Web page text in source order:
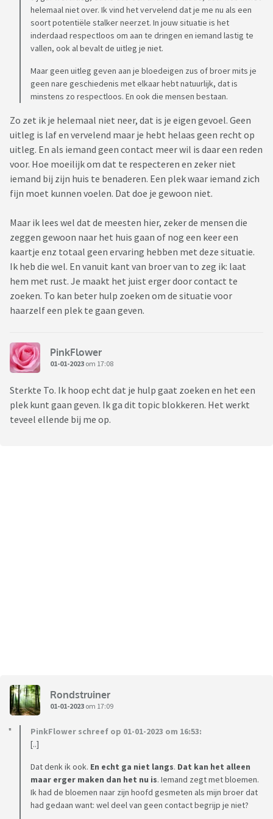
Ik heb gelezen over vervreemding binnen het gezin en de
rouw die daarbij komt kijken. Maar hoe rouw je om iemand die
gewoon nog bestaat? Die zo zichtbaar wordt verzwegen als
uiteraard gewoon zien. Hoe neem je afscheid terwijl je niet
weet waarom je dat afscheid moet nemen?
helemaal niet over. Ik vind het vervelend dat je me nu als een
soort potentiële stalker neerzet. In jouw situatie is het
inderdaad respectloos om aan te dringen en iemand lastig te
vallen, ook al bevalt de uitleg je niet.
Maar geen uitleg geven aan je bloedeigen zus of broer mits je
geen nare geschiedenis met elkaar hebt natuurlijk, dat is
minstens zo respectloos. En ook die mensen bestaan.
Zo zet ik je helemaal niet neer, dat is je eigen gevoel. Geen
uitleg is laf en vervelend maar je hebt helaas geen recht op
uitleg. En als iemand geen contact meer wil is daar een reden
voor. Hoe moeilijk om dat te respecteren en zeker niet
iemand bij zijn huis te benaderen. Een plek waar iemand zich
fijn moet kunnen voelen. Dat doe je gewoon niet.
Maar ik lees wel dat de meesten hier, zeker de mensen die
zeggen gewoon naar het huis gaan of nog een keer een
kaartje enz totaal geen ervaring hebben met deze situatie.
Ik heb die wel. En vanuit kant van broer van to zeg ik: laat
hem met rust. Je maakt het juist erger door contact te
zoeken. To kan beter hulp zoeken om de situatie voor
haarzelf een plek te gaan geven.
PinkFlower
01-01-2023 om 17:08
Sterkte To. Ik hoop echt dat je hulp gaat zoeken en het een
plek kunt gaan geven. Ik ga dit topic blokkeren. Het werkt
teveel ellende bij me op.
Rondstruiner
01-01-2023 om 17:09
PinkFlower schreef op 01-01-2023 om 16:53:
[..]
Dat denk ik ook. En echt ga niet langs. Dat kan het alleen
maar erger maken dan het nu is. Iemand zegt met bloemen.
Ik had de bloemen naar zijn hoofd gesmeten als mijn broer dat
had gedaan want: wel deel van geen contact begrijp je niet?